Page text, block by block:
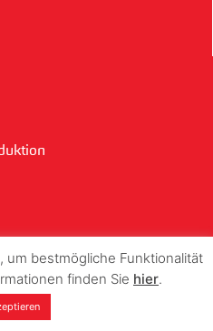
um bestmögliche Funktionalität
finden Sie hier.